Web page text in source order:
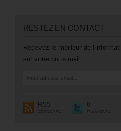
RESTEZ EN CONTACT
Recevez le meilleur de
sur votre boite mail.
RSS
Souscrire
0
Followers